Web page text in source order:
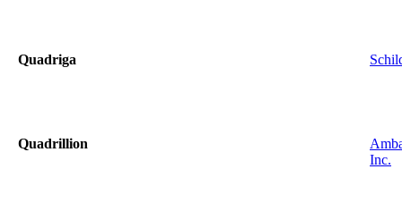
Quadriga
Quadrillion
Inc.